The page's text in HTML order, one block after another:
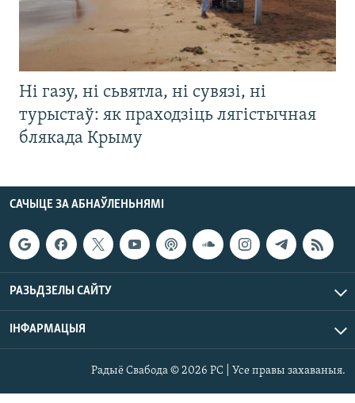
Ні газу, ні сьвятла, ні сувязі, ні
турыстаў: як праходзіць лягістычная
блякада Крыму
САЧЫЦЕ ЗА АБНАЎЛЕНЬНЯМІ
РАЗЬДЗЕЛЫ САЙТУ
ІНФАРМАЦЫЯ
Радыё Свабода © 2026 РС | Усе правы захаваныя.